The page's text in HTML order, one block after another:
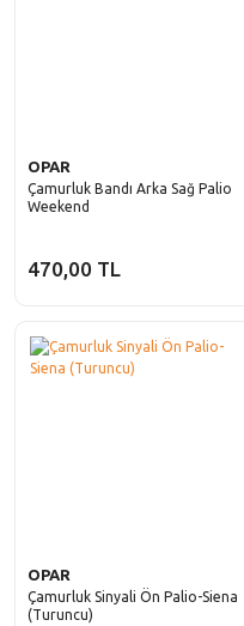
OPAR
Çamurluk Bandı Arka Sağ Palio
Weekend
470,00 TL
OPAR
Çamurluk Sinyali Ön Palio-Siena
(Turuncu)